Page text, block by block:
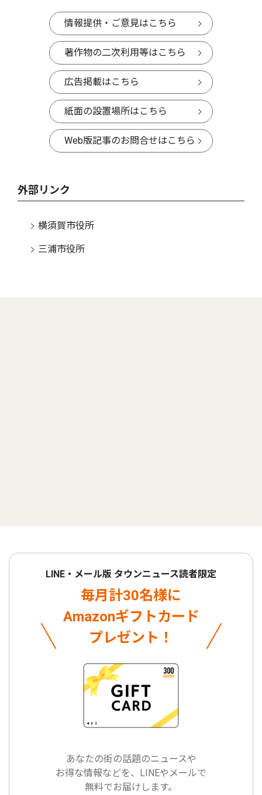
情報提供・ご意見はこちら
著作物の二次利用等はこちら
広告掲載はこちら
紙面の設置場所はこちら
Web版記事のお問合せはこちら
外部リンク
横須賀市役所
三浦市役所
LINE・メール版 タウンニュース読者限定
毎月計30名様に
Amazonギフトカード
プレゼント！
あなたの街の話題のニュースや
お得な情報などを、LINEやメールで
無料でお届けします。